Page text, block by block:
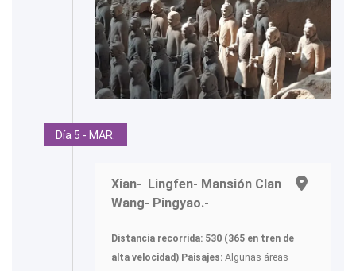
Día 5 - MAR.
Xian- Lingfen- Mansión Clan
Wang- Pingyao.-
Distancia recorrida: 530 (365 en tren de
alta velocidad) Paisajes: Algunas áreas